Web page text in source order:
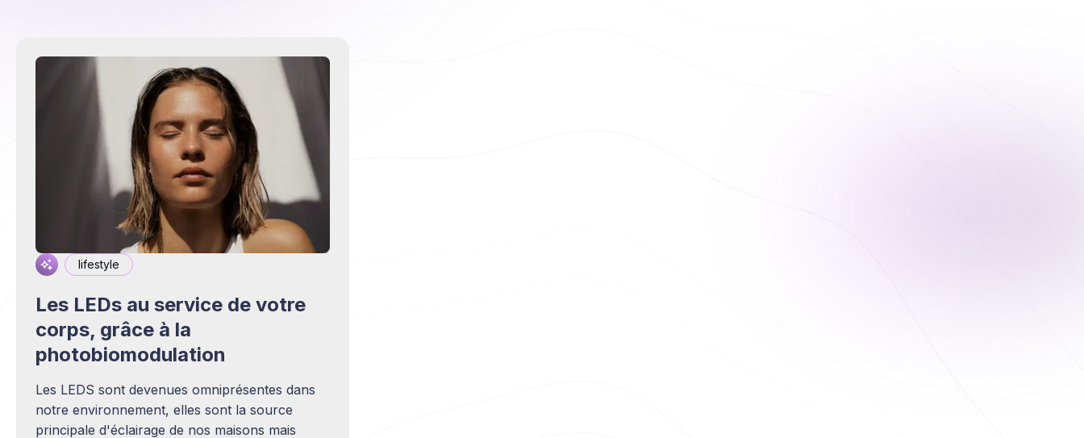
lifestyle
Les LEDs au service de votre
corps, grâce à la
photobiomodulation
Les LEDS sont devenues omniprésentes dans
notre environnement, elles sont la source
principale d'éclairage de nos maisons mais